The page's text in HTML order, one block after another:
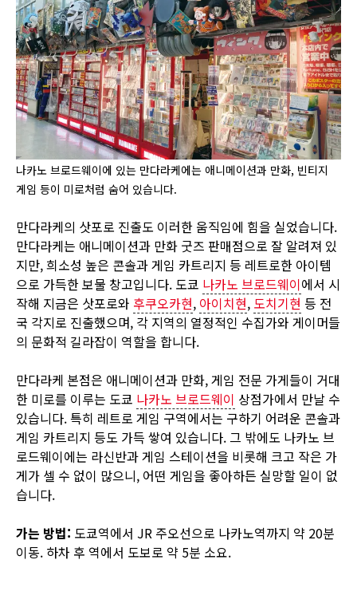
나카노 브로드웨이에 있는 만다라케에는 애니메이션과 만화, 빈티지
게임 등이 미로처럼 숨어 있습니다.
만다라케의 삿포로 진출도 이러한 움직임에 힘을 실었습니다.
만다라케는 애니메이션과 만화 굿즈 판매점으로 잘 알려져 있
지만, 희소성 높은 콘솔과 게임 카트리지 등 레트로한 아이템
으로 가득한 보물 창고입니다. 도쿄 나카노 브로드웨이에서 시
작해 지금은 삿포로와 후쿠오카현, 아이치현, 도치기현 등 전
국 각지로 진출했으며, 각 지역의 열정적인 수집가와 게이머들
의 문화적 길라잡이 역할을 합니다.
만다라케 본점은 애니메이션과 만화, 게임 전문 가게들이 거대
한 미로를 이루는 도쿄 나카노 브로드웨이 상점가에서 만날 수
있습니다. 특히 레트로 게임 구역에서는 구하기 어려운 콘솔과
게임 카트리지 등도 가득 쌓여 있습니다. 그 밖에도 나카노 브
로드웨이에는 라신반과 게임 스테이션을 비롯해 크고 작은 가
게가 셀 수 없이 많으니, 어떤 게임을 좋아하든 실망할 일이 없
습니다.
가는 방법: 도쿄역에서 JR 주오선으로 나카노역까지 약 20분
이동. 하차 후 역에서 도보로 약 5분 소요.